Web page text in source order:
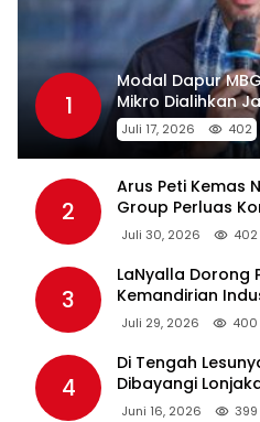
1
Modal Dapur
Mikro Dialihkan
Juli 17, 2026 402
2
Arus Peti Kemas
Group Perluas
Juli 30, 2026 402
3
LaNyalla Dorong
Kemandirian
Lewat PT PAL
Juli 29, 2026 400
4
Di Tengah
Dibayangi
Juni 16, 2026 399